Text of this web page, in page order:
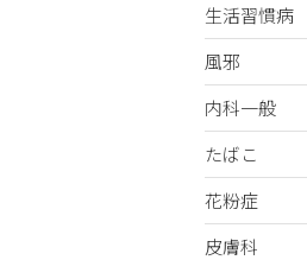
生活習慣病
風邪
内科一般
たばこ
花粉症
皮膚科